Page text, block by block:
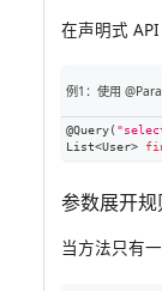
在声明式
例1：使用
@Query(
List<User>
参数展开规
当方法只有